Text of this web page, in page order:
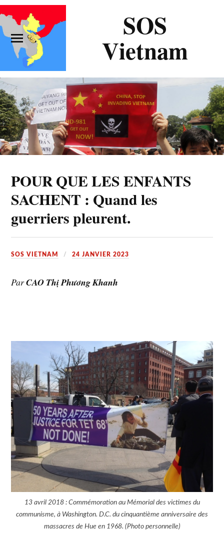
SOS
Vietnam
POUR QUE LES ENFANTS
SACHENT : Quand les
guerriers pleurent.
SOS VIETNAM 24 JANVIER 2023
ParCAO Thị Phương Khanh
13 avril 2018 : Commémoration au Mémorial des victimes du
communisme, à Washington. D.C. du cinquantième anniversaire des
massacres de Hue en 1968. (Photo personnelle)